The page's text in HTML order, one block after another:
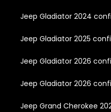
Jeep Gladiator 2024
Jeep Gladiator 2025
Jeep Gladiator 2026
Jeep Gladiator 2026
Jeep Grand Cherokee